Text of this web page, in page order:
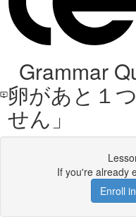
Grammar
卵があと１
せん」
If you're already
Enroll